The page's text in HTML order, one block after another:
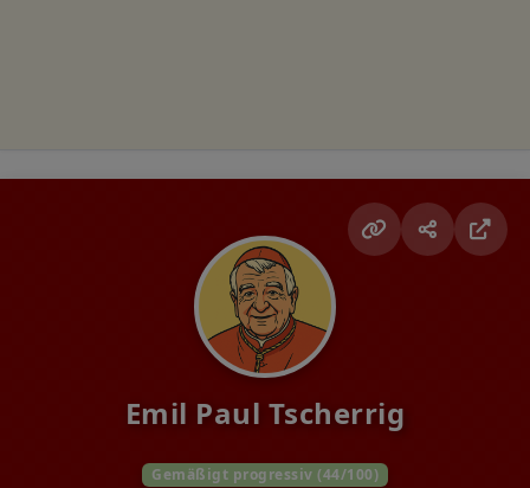
Emil Paul Tscherrig
Gemäßigt progressiv (44/100)